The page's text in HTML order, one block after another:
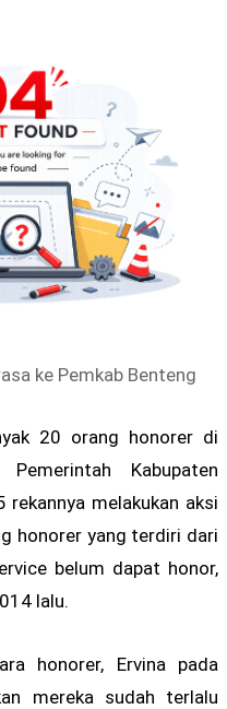
ke Pemkab Benteng
20 orang honorer di
Kabupaten
rekannya melakukan aksi
honorer yang terdiri dari
belum dapat honor,
lalu.
honorer, Ervina pada
mereka sudah terlalu